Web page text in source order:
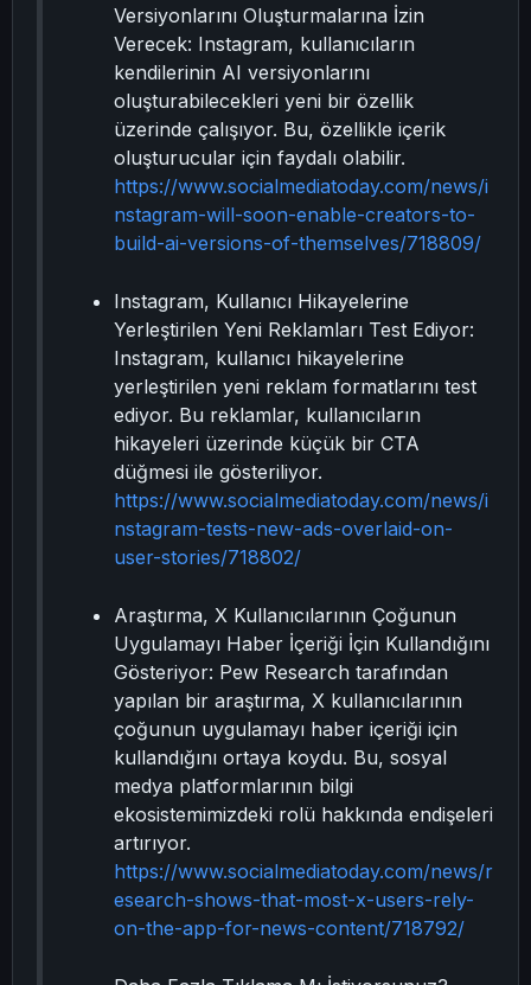
Versiyonlarını Oluşturmalarına İzin
Verecek: Instagram, kullanıcıların
kendilerinin AI versiyonlarını
oluşturabilecekleri yeni bir özellik
üzerinde çalışıyor. Bu, özellikle içerik
oluşturucular için faydalı olabilir.
https://www.socialmediatoday.com/news/i
nstagram-will-soon-enable-creators-to-
build-ai-versions-of-themselves/718809/
Instagram, Kullanıcı Hikayelerine
Yerleştirilen Yeni Reklamları Test Ediyor:
Instagram, kullanıcı hikayelerine
yerleştirilen yeni reklam formatlarını test
ediyor. Bu reklamlar, kullanıcıların
hikayeleri üzerinde küçük bir CTA
düğmesi ile gösteriliyor.
https://www.socialmediatoday.com/news/i
nstagram-tests-new-ads-overlaid-on-
user-stories/718802/
Araştırma, X Kullanıcılarının Çoğunun
Uygulamayı Haber İçeriği İçin Kullandığını
Gösteriyor: Pew Research tarafından
yapılan bir araştırma, X kullanıcılarının
çoğunun uygulamayı haber içeriği için
kullandığını ortaya koydu. Bu, sosyal
medya platformlarının bilgi
ekosistemimizdeki rolü hakkında endişeleri
artırıyor.
https://www.socialmediatoday.com/news/r
esearch-shows-that-most-x-users-rely-
on-the-app-for-news-content/718792/